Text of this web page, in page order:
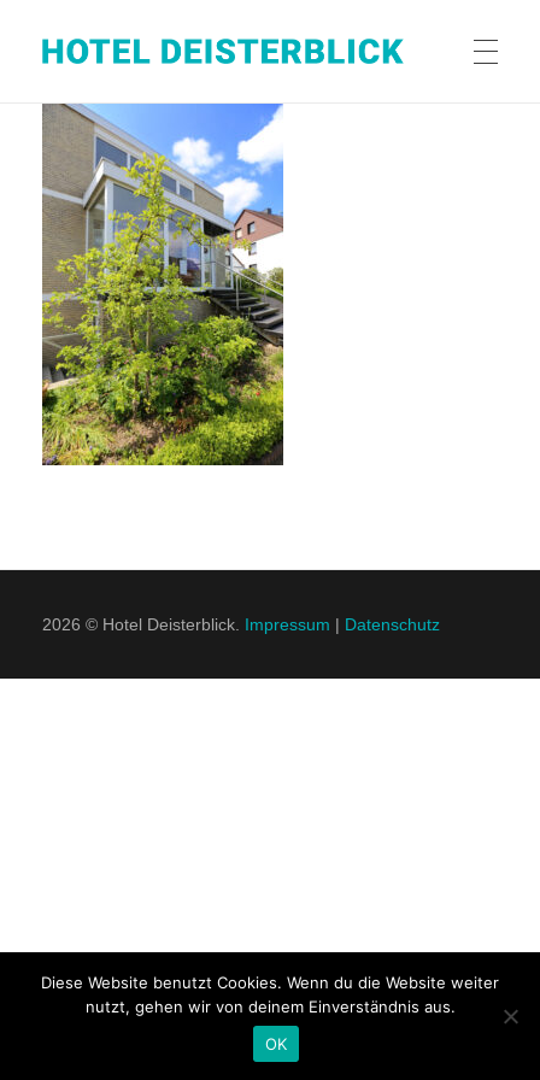
HERZLICH WILLKOMMEN
LAGE
AUSSTATTUNG
PREISE
2026 © Hotel Deisterblick. Impressum | Datenschutz
Diese Website benutzt Cookies. Wenn du die Website weiter
nutzt, gehen wir von deinem Einverständnis aus.
OK